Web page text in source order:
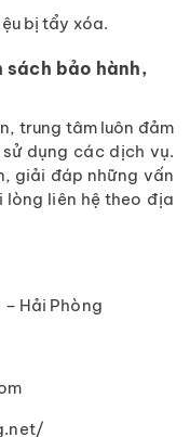
bị tẩy xóa.
sách bảo hành,
trung tâm luôn đảm
dụng các dịch vụ.
giải đáp những vấn
lòng liên hệ theo địa
– Hải Phòng